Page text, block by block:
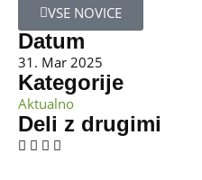
VSE NOVICE
Datum
31. Mar 2025
Kategorije
Aktualno
Deli z drugimi